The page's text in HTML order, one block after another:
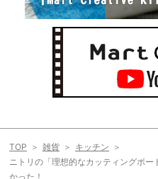
TOP 雑貨
キッチン
ニトリの「理想的なカッティングボ
かった！